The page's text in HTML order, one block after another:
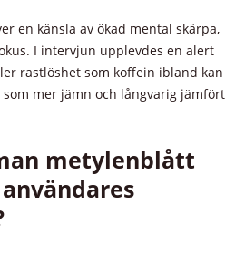
en känsla av ökad mental skärpa,
I intervjun upplevdes en alert
rastlöshet som koffein ibland kan
mer jämn och långvarig jämfört
metylenblått